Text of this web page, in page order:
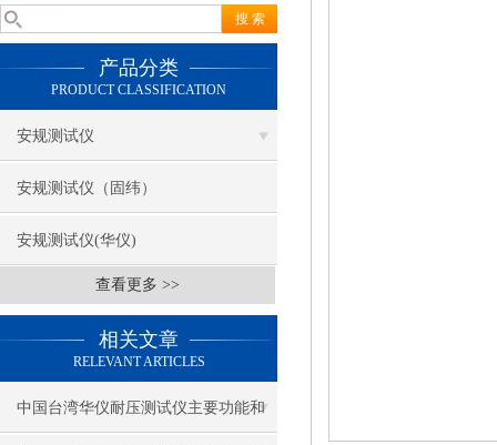
产品分类
PRODUCT CLASSIFICATION
安规测试仪
安规测试仪（固纬）
安规测试仪(华仪)
查看更多 >>
相关文章
RELEVANT ARTICLES
中国台湾华仪耐压测试仪主要功能和